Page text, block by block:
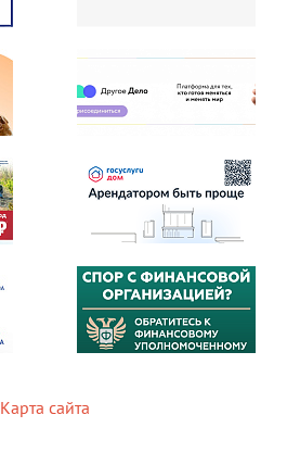
Карта сайта